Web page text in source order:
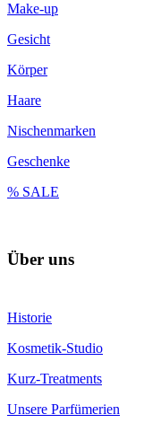
Make-up
Gesicht
Körper
Haare
Nischenmarken
Geschenke
% SALE
Über uns
Historie
Kosmetik-Studio
Kurz-Treatments
Unsere Parfümerien